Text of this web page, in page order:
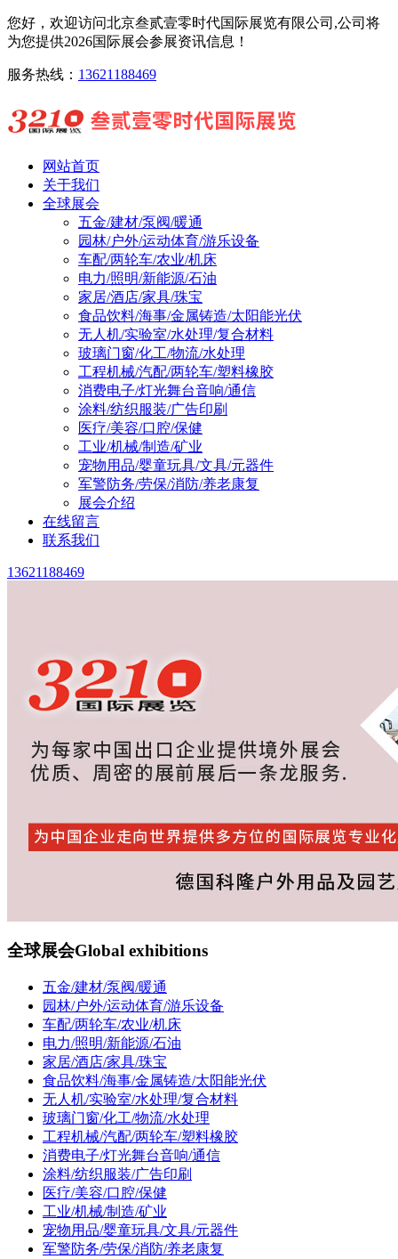
您好，欢迎访问北京叁贰壹零时代国际展览有限公司,公司将
为您提供2026国际展会参展资讯信息！
服务热线： 13621188469
网站首页
关于我们
全球展会
五金/建材/泵阀/暖通
园林/户外/运动体育/游乐设备
车配/两轮车/农业/机床
电力/照明/新能源/石油
家居/酒店/家具/珠宝
食品饮料/海事/金属铸造/太阳能光伏
无人机/实验室/水处理/复合材料
玻璃门窗/化工/物流/水处理
工程机械/汽配/两轮车/塑料橡胶
消费电子/灯光舞台音响/通信
涂料/纺织服装/广告印刷
医疗/美容/口腔/保健
工业/机械/制造/矿业
宠物用品/婴童玩具/文具/元器件
军警防务/劳保/消防/养老康复
展会介绍
在线留言
联系我们
13621188469
全球展会Global exhibitions
五金/建材/泵阀/暖通
园林/户外/运动体育/游乐设备
车配/两轮车/农业/机床
电力/照明/新能源/石油
家居/酒店/家具/珠宝
食品饮料/海事/金属铸造/太阳能光伏
无人机/实验室/水处理/复合材料
玻璃门窗/化工/物流/水处理
工程机械/汽配/两轮车/塑料橡胶
消费电子/灯光舞台音响/通信
涂料/纺织服装/广告印刷
医疗/美容/口腔/保健
工业/机械/制造/矿业
宠物用品/婴童玩具/文具/元器件
军警防务/劳保/消防/养老康复